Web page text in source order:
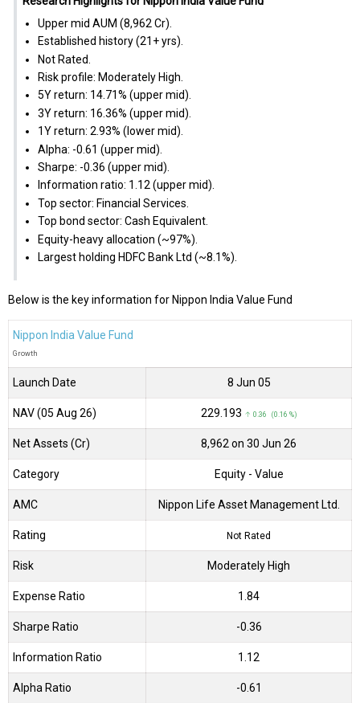
Upper mid AUM (₹8,962 Cr).
Established history (21+ yrs).
Not Rated.
Risk profile: Moderately High.
5Y return: 14.71% (upper mid).
3Y return: 16.36% (upper mid).
1Y return: 2.93% (lower mid).
Alpha: -0.61 (upper mid).
Sharpe: -0.36 (upper mid).
Information ratio: 1.12 (upper mid).
Top sector: Financial Services.
Top bond sector: Cash Equivalent.
Equity-heavy allocation (~97%).
Largest holding HDFC Bank Ltd (~8.1%).
Below is the key information for Nippon India Value Fund
Nippon India Value Fund
Growth
Launch Date 8 Jun 05
NAV (05 Aug 26) ₹229.193 ↑ 0.36 (0.16 %)
Net Assets (Cr) ₹8,962 on 30 Jun 26
Category Equity - Value
AMC Nippon Life Asset Management Ltd.
Rating Not Rated
Risk Moderately High
Expense Ratio 1.84
Sharpe Ratio -0.36
Information Ratio 1.12
Alpha Ratio -0.61